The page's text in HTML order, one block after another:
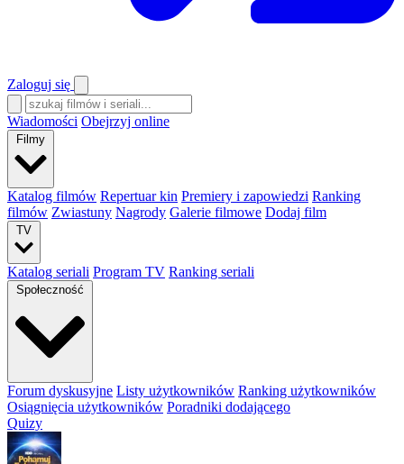
Zaloguj się
Wiadomości Obejrzyj online
Filmy
Katalog filmów Repertuar kin Premiery i zapowiedzi Ranking
filmów Zwiastuny Nagrody Galerie filmowe Dodaj film
TV
Katalog seriali Program TV Ranking seriali
Społeczność
Forum dyskusyjne Listy użytkowników Ranking użytkowników
Osiągnięcia użytkowników Poradniki dodającego
Quizy